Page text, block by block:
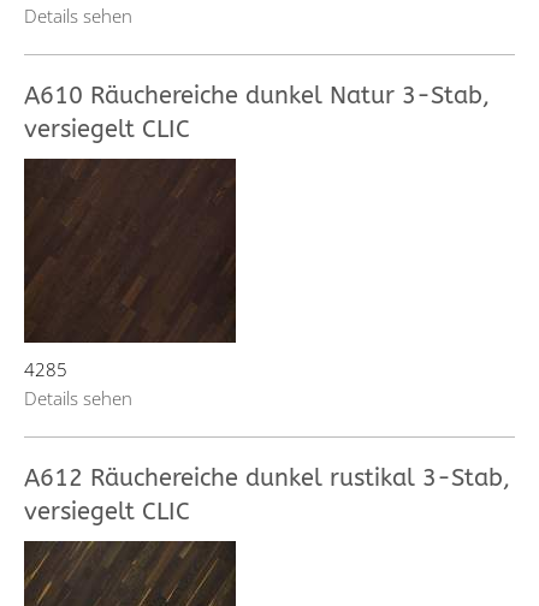
Details sehen
A610 Räuchereiche dunkel Natur 3-Stab,
versiegelt CLIC
4285
Details sehen
A612 Räuchereiche dunkel rustikal 3-Stab,
versiegelt CLIC